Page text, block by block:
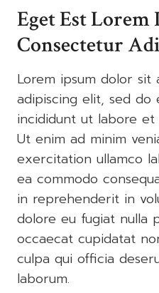
Eget Est
Consectetur
Lorem ipsum dolor sit
adipiscing elit, sed do
incididunt ut labore et
Ut enim ad minim
exercitation ullamco
ea commodo
in reprehenderit in
dolore eu fugiat nulla
occaecat cupidatat
culpa qui officia
laborum.